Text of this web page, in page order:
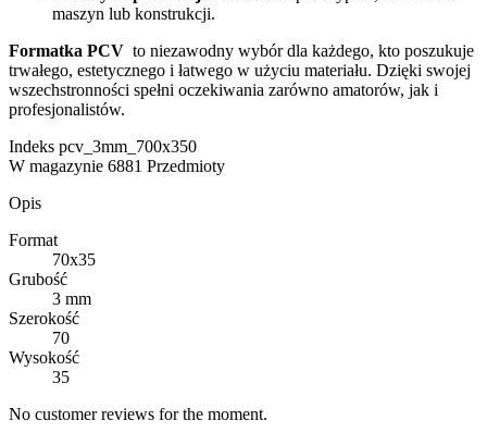
maszyn lub konstrukcji.
Formatka PCV to niezawodny wybór dla każdego, kto poszukuje
trwałego, estetycznego i łatwego w użyciu materiału. Dzięki swojej
wszechstronności spełni oczekiwania zarówno amatorów, jak i
profesjonalistów.
Indeks pcv_3mm_700x350
W magazynie 6881 Przedmioty
Opis
Format
70x35
Grubość
3 mm
Szerokość
70
Wysokość
35
No customer reviews for the moment.